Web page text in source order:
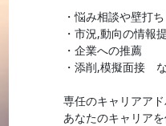
・悩み相談や壁打ち
・市況,動向の情報
・企業への推薦
・添削,模擬面接
専任のキャリアア
あなたのキャリアを